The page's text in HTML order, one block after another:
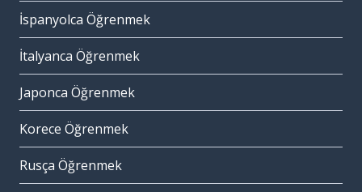
İspanyolca Öğrenmek
İtalyanca Öğrenmek
Japonca Öğrenmek
Korece Öğrenmek
Rusça Öğrenmek